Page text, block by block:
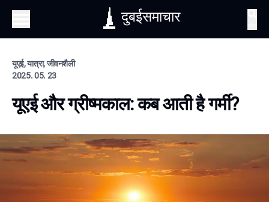
दुबईसमाचार
यूएई, यात्रा, जीवनशैली
2025. 05. 23
यूएई और ग्रीष्मकाल: कब आती है गर्मी?